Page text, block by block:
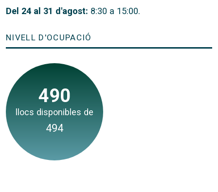
Del 24 al 31 d'agost: 8:30 a 15:00.
NIVELL D'OCUPACIÓ
490
llocs disponibles de
494